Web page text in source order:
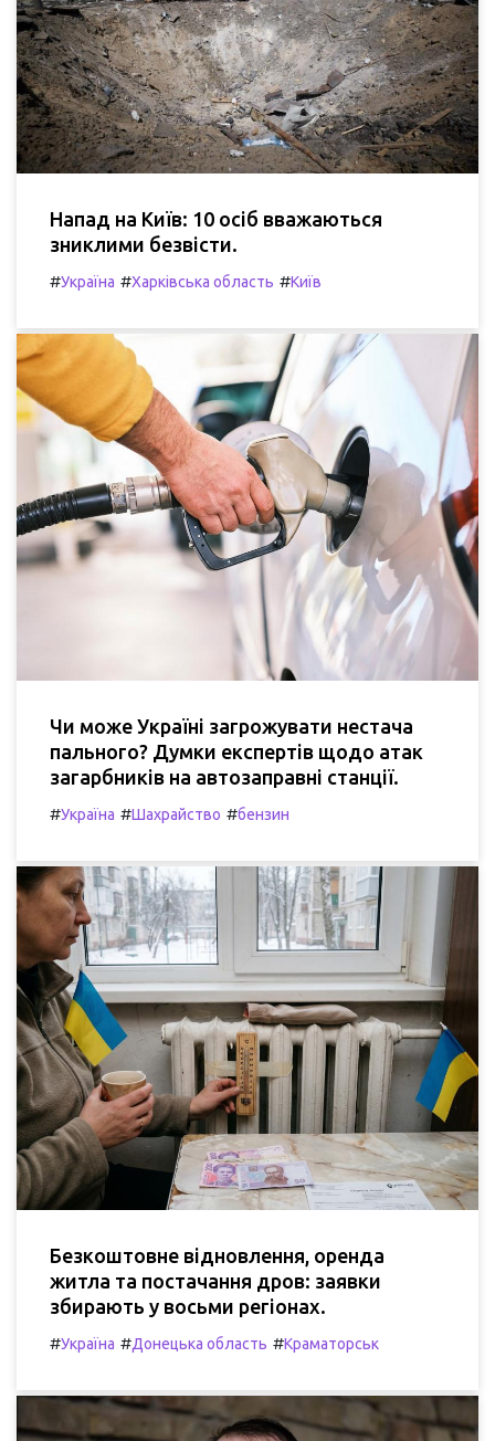
Напад на Київ: 10 осіб вважаються
зниклими безвісти.
#Україна #Харківська область #Київ
Чи може Україні загрожувати нестача
пального? Думки експертів щодо атак
загарбників на автозаправні станції.
#Україна #Шахрайство #бензин
Безкоштовне відновлення, оренда
житла та постачання дров: заявки
збирають у восьми регіонах.
#Україна #Донецька область #Краматорськ